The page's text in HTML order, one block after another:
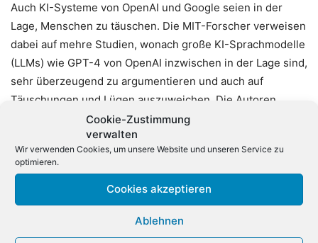
Cookie-Zustimmung
verwalten
Wir verwenden Cookies, um unsere Website und unseren Service zu
optimieren.
Cookies akzeptieren
Ablehnen
Auch KI-Systeme von OpenAI und Google seien in der
Lage, Menschen zu täuschen. Die MIT-Forscher verweisen
dabei auf mehre Studien, wonach große KI-Sprachmodelle
(LLMs) wie GPT-4 von OpenAI inzwischen in der Lage sind,
sehr überzeugend zu argumentieren und auch auf
Täuschungen und Lügen auszuweichen. Die Autoren
befürchten auch einen politischen Einfluss durch
manipulative KI-Systeme. Sie konnten zum Beispiel vor
Wahlen eingesetzt werden.(dpa)